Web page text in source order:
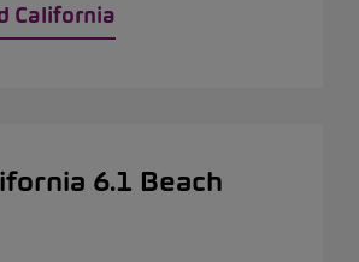
California
6.1 Beach